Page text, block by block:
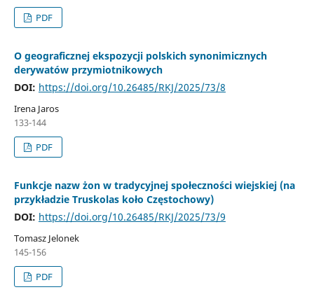
PDF
O geograficznej ekspozycji polskich synonimicznych
derywatów przymiotnikowych
DOI: https://doi.org/10.26485/RKJ/2025/73/8
Irena Jaros
133-144
PDF
Funkcje nazw żon w tradycyjnej społeczności wiejskiej (na
przykładzie Truskolas koło Częstochowy)
DOI: https://doi.org/10.26485/RKJ/2025/73/9
Tomasz Jelonek
145-156
PDF